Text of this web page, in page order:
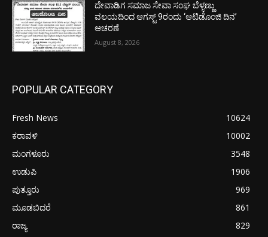
ದೇವಾಡಿಗ ಸಮಾಜ ಸೇವಾ ಸಂಘ ಬೆಳ್ಳಣ್ಣು
ವಲಯದಿಂದ ಆಗಸ್ಟ್ 9ರಂದು ‘ಆಟಿಡೊಂಜಿ ದಿನ’
ಆಚರಣೆ
August 8, 2026
POPULAR CATEGORY
Fresh News
10624
ಕರಾವಳಿ
10002
ಮಂಗಳೂರು
3548
ಉಡುಪಿ
1906
ಪುತ್ತೂರು
969
ಮೂಡಬಿದರೆ
861
ರಾಜ್ಯ
829